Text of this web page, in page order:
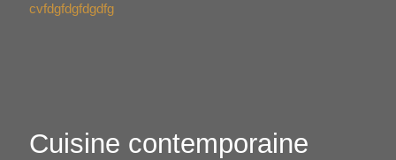
cvfdgfdgfdgdfg
Cuisine contemporaine